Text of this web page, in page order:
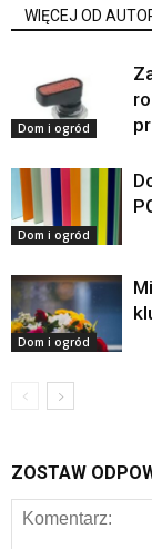
WIĘCEJ OD
Dom i ogród
Dom i ogród
Dom i ogród
ZOSTAW